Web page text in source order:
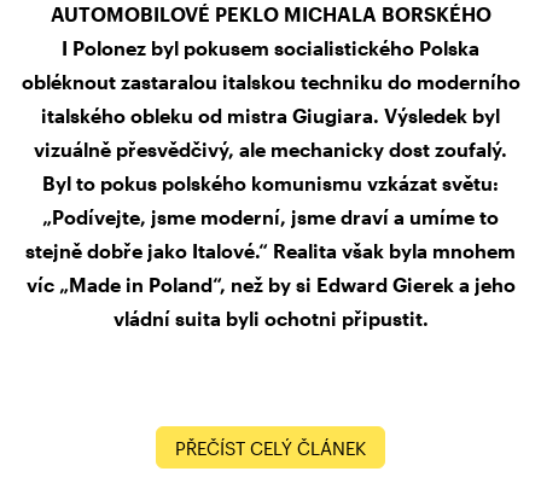
AUTOMOBILOVÉ PEKLO MICHALA BORSKÉHO
I Polonez byl pokusem socialistického Polska
obléknout zastaralou italskou techniku do moderního
italského obleku od mistra Giugiara. Výsledek byl
vizuálně přesvědčivý, ale mechanicky dost zoufalý.
Byl to pokus polského komunismu vzkázat světu:
„Podívejte, jsme moderní, jsme draví a umíme to
stejně dobře jako Italové.“ Realita však byla mnohem
víc „Made in Poland“, než by si Edward Gierek a jeho
vládní suita byli ochotni připustit.
PŘEČÍST CELÝ ČLÁNEK